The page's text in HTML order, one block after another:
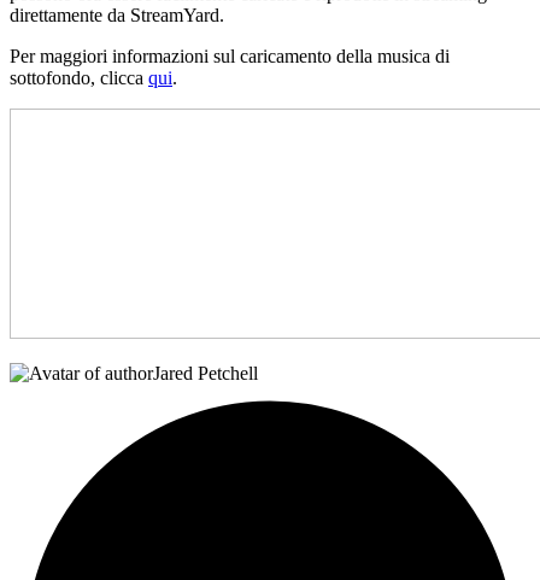
direttamente da StreamYard.
Per maggiori informazioni sul caricamento della musica di
sottofondo, clicca qui.
Jared Petchell